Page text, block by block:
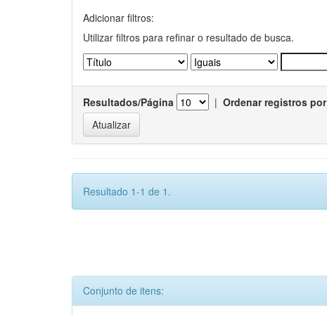
Adicionar filtros:
Utilizar filtros para refinar o resultado de busca.
Resultados/Página | Ordenar registros por
Resultado 1-1 de 1.
Conjunto de itens: